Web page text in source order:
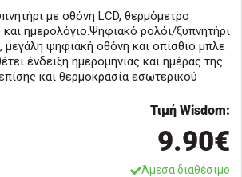
με οθόνη LCD, θερμόμετρο
ημερολόγιο.Ψηφιακό ρολόι/ξυπνητήρι
μεγάλη ψηφιακή οθόνη και οπίσθιο μπλε
ένδειξη ημερομηνίας και ημέρας της
και θερμοκρασία εσωτερικού
Τιμή Wisdom:
9.90€
Άμεσα διαθέσιμο